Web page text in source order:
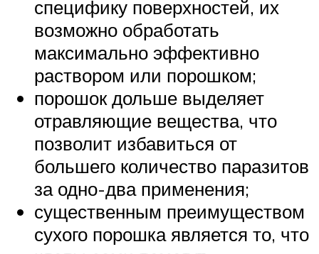
специфику поверхностей, их
возможно обработать
максимально эффективно
раствором или порошком;
порошок дольше выделяет
отравляющие вещества, что
позволит избавиться от
большего количество паразитов
за одно-два применения;
существенным преимуществом
сухого порошка является то, что